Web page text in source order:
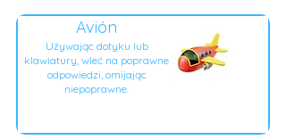
Avión
Używając dotyku lub
klawiatury, wleć na poprawne
odpowiedzi, omijając
niepoprawne.